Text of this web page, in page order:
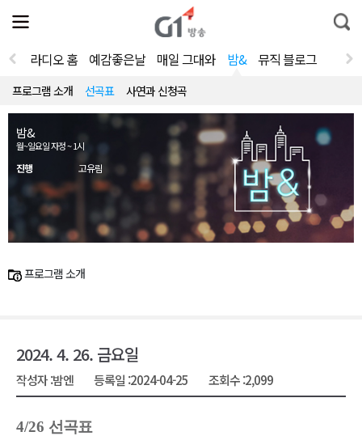
전
체
뉴
열
통
합
라디오 홈 예감좋은날 매일 그대와 밤& 뮤직 블로그
프로그램 소개 선곡표 사연과 신청곡
밤&
월~일요일 자정 ~ 1시
진행 고유림
프로그램 소개
2024. 4. 26. 금요일
작성자 :밤엔 등록일 :2024-04-25 조회수 :2,099
4/26 선곡표